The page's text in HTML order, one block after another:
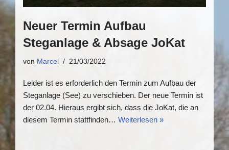
Neuer Termin Aufbau
Steganlage & Absage JoKat
von Marcel 21/03/2022
Leider ist es erforderlich den Termin zum Aufbau der
Steganlage (See) zu verschieben. Der neue Termin ist
der 02.04. Hieraus ergibt sich, dass die JoKat, die an
diesem Termin stattfinden… Weiterlesen »